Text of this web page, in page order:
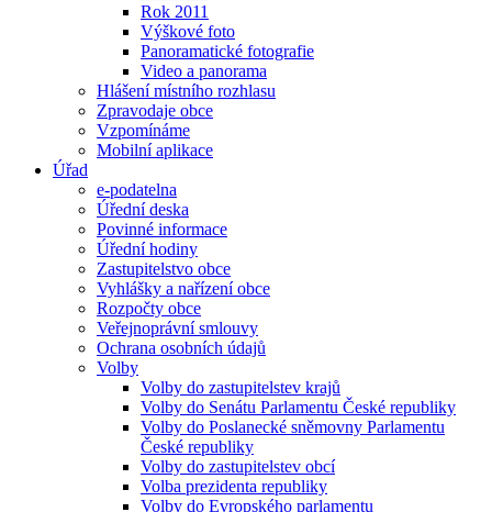
Rok 2011
Výškové foto
Panoramatické fotografie
Video a panorama
Hlášení místního rozhlasu
Zpravodaje obce
Vzpomínáme
Mobilní aplikace
Úřad
e-podatelna
Úřední deska
Povinné informace
Úřední hodiny
Zastupitelstvo obce
Vyhlášky a nařízení obce
Rozpočty obce
Veřejnoprávní smlouvy
Ochrana osobních údajů
Volby
Volby do zastupitelstev krajů
Volby do Senátu Parlamentu České republiky
Volby do Poslanecké sněmovny Parlamentu
České republiky
Volby do zastupitelstev obcí
Volba prezidenta republiky
Volby do Evropského parlamentu